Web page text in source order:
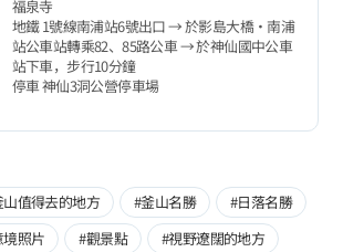
福泉寺
地鐵 1號線南浦站6號出口 → 於影島大橋‧南浦
站公車站轉乘82、85路公車 → 於神仙國中公車
站下車，步行10分鐘
停車 神仙3洞公營停車場
山值得去的地方 #釜山名勝
#日落名勝
境照片 #觀景點
#視野遼闊的地方